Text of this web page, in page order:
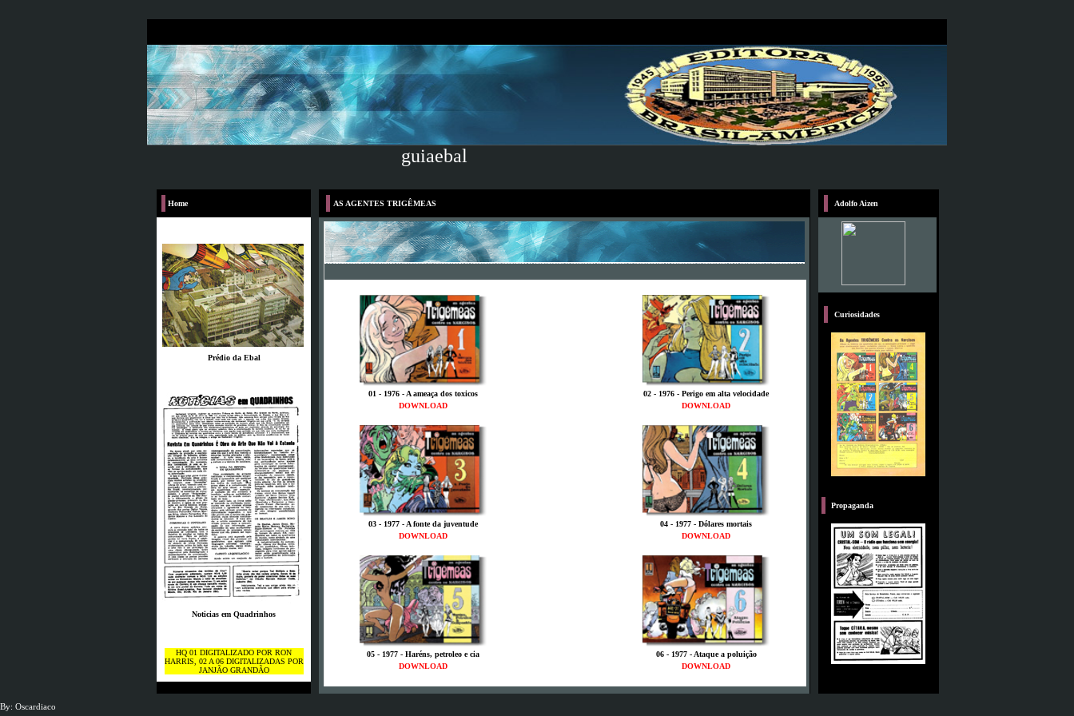
guiaebal
Home
Prédio da Ebal
Noticias em Quadrinhos
HQ 01 DIGITALIZADO POR RON
HARRIS, 02 A 06 DIGITALIZADAS POR
JANJÃO GRANDÃO
AS AGENTES TRIGÊMEAS
01 - 1976 - A ameaça dos toxicos
02 - 1976 - Perigo em alta velocidade
DOWNLOAD
DOWNLOAD
03 - 1977 - A fonte da juventude
04 - 1977 - Dólares mortais
DOWNLOAD
DOWNLOAD
05 - 1977 - Haréns, petroleo e cia
06 - 1977 - Ataque a poluição
DOWNLOAD
DOWNLOAD
Adolfo Aizen
Curiosidades
Propaganda
By: Oscardiaco